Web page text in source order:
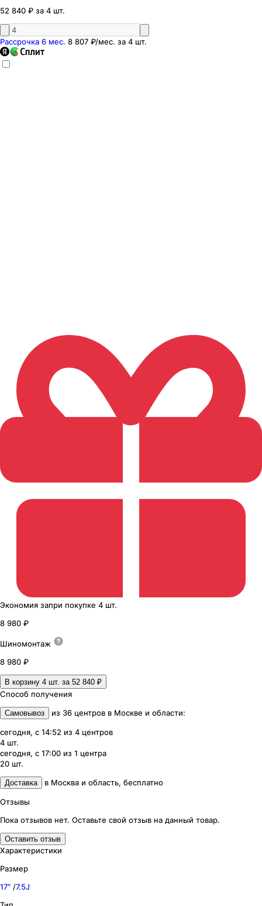
52 840 ₽ за 4 шт.
Рассрочка 6 мес. 8 807 ₽/мес. за 4 шт.
Экономия запри покупке 4 шт.
8 980 ₽
Шиномонтаж
8 980 ₽
В корзину 4 шт. за 52 840 ₽
Способ получения
Самовывоз из 36 центров в Москве и области:
сегодня, с 14:52 из 4 центров
4 шт.
сегодня, с 17:00 из 1 центра
20 шт.
Доставка в Москва и область, бесплатно
Отзывы
Пока отзывов нет. Оставьте свой отзыв на данный товар.
Оставить отзыв
Характеристики
Размер
17″ /7.5J